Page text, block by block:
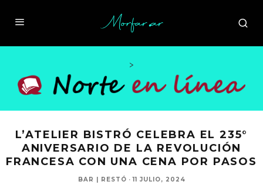
>
L’ATELIER BISTRÓ CELEBRA EL 235°
ANIVERSARIO DE LA REVOLUCIÓN
FRANCESA CON UNA CENA POR PASOS
BAR | RESTÓ · 11 JULIO, 2024